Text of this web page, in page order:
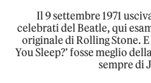
Il 9 settembre 1971
celebrati del Beatle, qui
originale di Rolling Stone. E
You Sleep?’ fosse meglio
sempre di